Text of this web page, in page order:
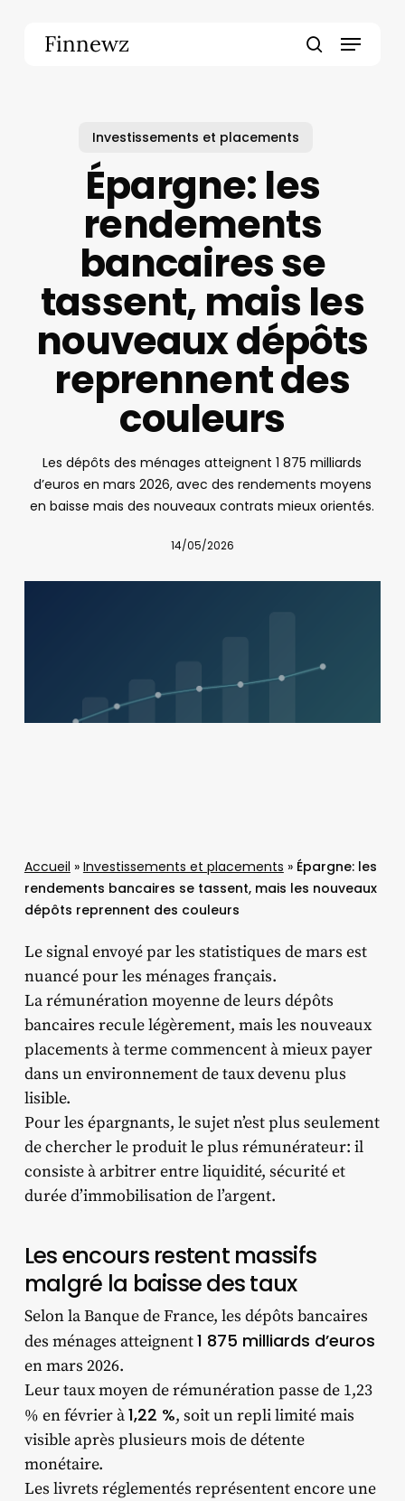
Finnewz Menu
Investissements et placements
Épargne: les
rendements
bancaires se
tassent, mais les
nouveaux dépôts
reprennent des
couleurs
Les dépôts des ménages atteignent 1 875 milliards
d’euros en mars 2026, avec des rendements moyens
en baisse mais des nouveaux contrats mieux orientés.
14/05/2026
Accueil » Investissements et placements » Épargne: les
rendements bancaires se tassent, mais les nouveaux
dépôts reprennent des couleurs
Le signal envoyé par les statistiques de mars est
nuancé pour les ménages français.
La rémunération moyenne de leurs dépôts
bancaires recule légèrement, mais les nouveaux
placements à terme commencent à mieux payer
dans un environnement de taux devenu plus
lisible.
Pour les épargnants, le sujet n’est plus seulement
de chercher le produit le plus rémunérateur: il
consiste à arbitrer entre liquidité, sécurité et
durée d’immobilisation de l’argent.
Les encours restent massifs
malgré la baisse des taux
Selon la Banque de France, les dépôts bancaires
des ménages atteignent1 875 milliards d’euros
en mars 2026.
Leur taux moyen de rémunération passe de 1,23
% en février à1,22 %, soit un repli limité mais
visible après plusieurs mois de détente
monétaire.
Les livrets réglementés représentent encore une